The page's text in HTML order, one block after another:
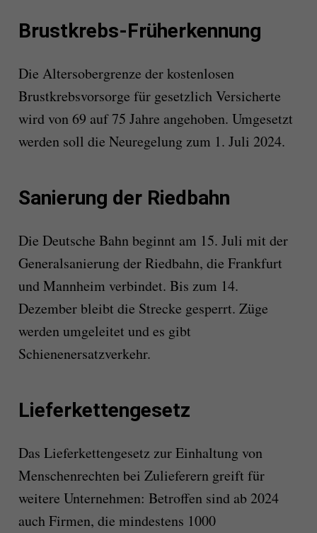
Brustkrebs-Früherkennung
Die Altersobergrenze der kostenlosen
Brustkrebsvorsorge für gesetzlich Versicherte
wird von 69 auf 75 Jahre angehoben. Umgesetzt
werden soll die Neuregelung zum 1. Juli 2024.
Sanierung der Riedbahn
Die Deutsche Bahn beginnt am 15. Juli mit der
Generalsanierung der Riedbahn, die Frankfurt
und Mannheim verbindet. Bis zum 14.
Dezember bleibt die Strecke gesperrt. Züge
werden umgeleitet und es gibt
Schienenersatzverkehr.
Lieferkettengesetz
Das Lieferkettengesetz zur Einhaltung von
Menschenrechten bei Zulieferern greift für
weitere Unternehmen: Betroffen sind ab 2024
auch Firmen, die mindestens 1000